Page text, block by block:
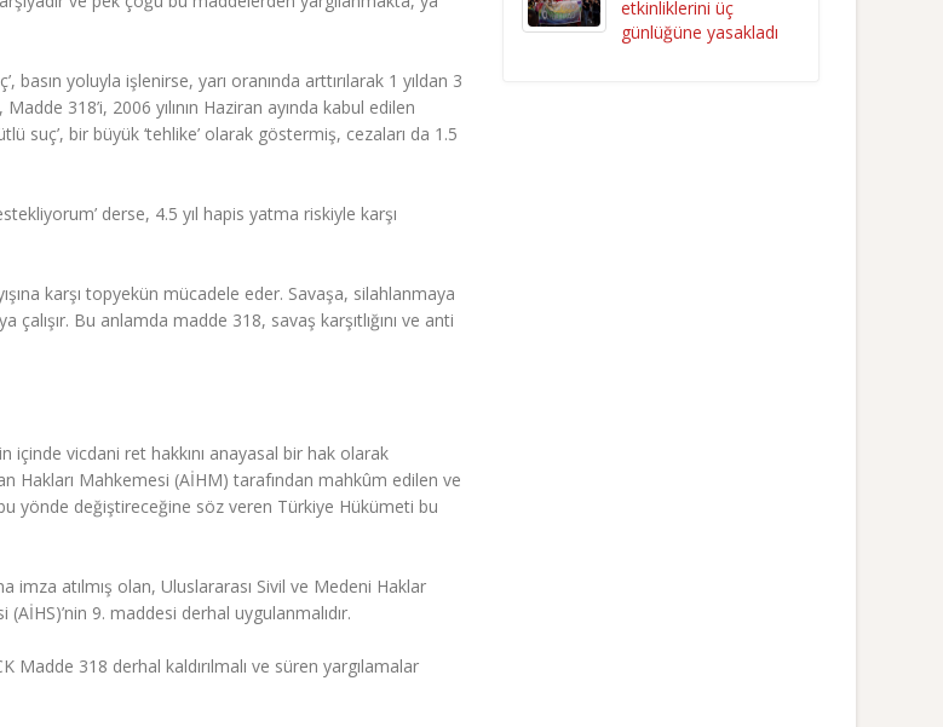
basın yoluyla işlenirse, yarı oranında arttırılarak 1 yıldan 3
318’i, 2006 yılının Haziran ayında kabul edilen
suç’, bir büyük ‘tehlike’ olarak göstermiş, cezaları da 1.5
derse, 4.5 yıl hapis yatma riskiyle karşı
karşı topyekün mücadele eder. Savaşa, silahlanmaya
Bu anlamda madde 318, savaş karşıtlığını ve anti
içinde vicdani ret hakkını anayasal bir hak olarak
Hakları Mahkemesi (AİHM) tarafından mahkûm edilen ve
yönde değiştireceğine söz veren Türkiye Hükümeti bu
imza atılmış olan, Uluslararası Sivil ve Medeni Haklar
9. maddesi derhal uygulanmalıdır.
Madde 318 derhal kaldırılmalı ve süren yargılamalar
etkinliklerini üç
günlüğüne yasakladı